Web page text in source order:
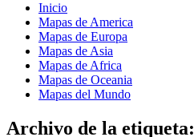
Inicio
Mapas de America
Mapas de Europa
Mapas de Asia
Mapas de Africa
Mapas de Oceania
Mapas del Mundo
Archivo de la etiqueta: